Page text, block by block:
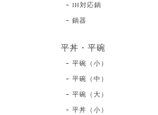
IH対応鍋
鍋器
平丼・平碗
平碗（小）
平碗（中）
平碗（大）
平丼（小）